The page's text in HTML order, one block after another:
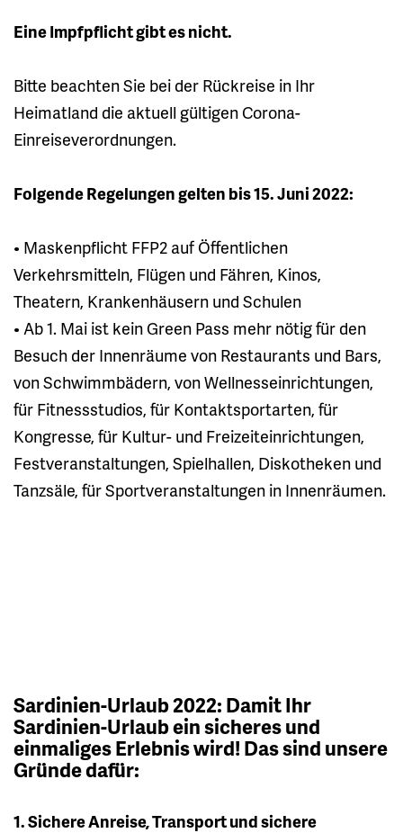
Eine Impfpflicht gibt es nicht.
Bitte beachten Sie bei der Rückreise in Ihr
Heimatland die aktuell gültigen Corona-
Einreiseverordnungen.
Folgende Regelungen gelten bis 15. Juni 2022:
• Maskenpflicht FFP2 auf Öffentlichen
Verkehrsmitteln, Flügen und Fähren, Kinos,
Theatern, Krankenhäusern und Schulen
• Ab 1. Mai ist kein Green Pass mehr nötig für den
Besuch der Innenräume von Restaurants und Bars,
von Schwimmbädern, von Wellnesseinrichtungen,
für Fitnessstudios, für Kontaktsportarten, für
Kongresse, für Kultur- und Freizeiteinrichtungen,
Festveranstaltungen, Spielhallen, Diskotheken und
Tanzsäle, für Sportveranstaltungen in Innenräumen.
Sardinien-Urlaub 2022: Damit Ihr
Sardinien-Urlaub ein sicheres und
einmaliges Erlebnis wird! Das sind unsere
Gründe dafür:
1. Sichere Anreise, Transport und sichere